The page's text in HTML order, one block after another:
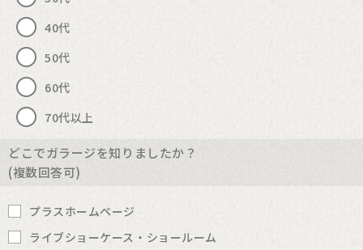
40代
50代
60代
70代以上
どこでガラージを知りましたか？
(複数回答可)
プラスホームページ
ライブショーケース・ショールーム